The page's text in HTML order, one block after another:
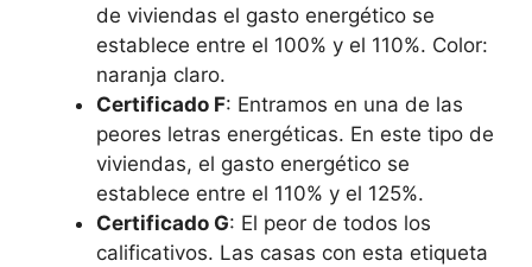
de viviendas el gasto energético se
establece entre el 100% y el 110%. Color:
naranja claro.
Certificado F: Entramos en una de las
peores letras energéticas. En este tipo de
viviendas, el gasto energético se
establece entre el 110% y el 125%.
Certificado G: El peor de todos los
calificativos. Las casas con esta etiqueta